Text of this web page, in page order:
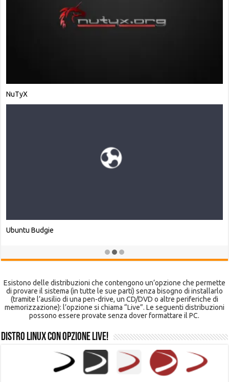
Scientific Linux
Lubit Linux
Esistono delle distribuzioni che contengono un’opzione che permette
di provare il sistema (in tutte le sue parti) senza bisogno di installarlo
(tramite l’ausilio di una pen-drive, un CD/DVD o altre periferiche di
memorizzazione): l’opzione si chiama “Live”. Le seguenti distribuzioni
possono essere provate senza dover formattare il PC.
Distro Linux con opzione Live!